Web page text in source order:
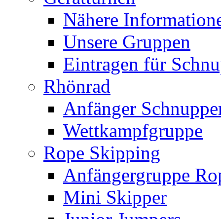
Nähere
Unsere Gruppen
Eintragen für
Rhönrad
Anfänger
Wettkampfgruppe
Rope Skipping
Anfängergruppe
Mini Skipper